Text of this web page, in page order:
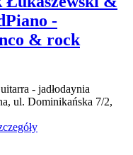
-
& rock
- jadłodaynia
ul. Dominikańska 7/2,